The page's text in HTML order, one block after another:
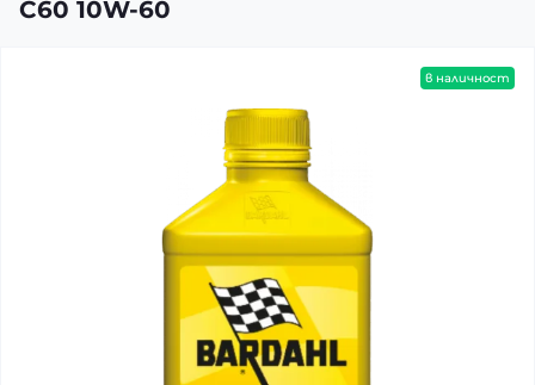
C60 10W-60
в наличност